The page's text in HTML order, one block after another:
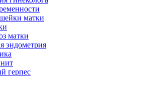
матки
матки
эндометрия
герпес